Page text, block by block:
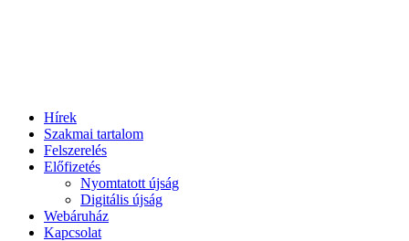
Hírek
Szakmai tartalom
Felszerelés
Előfizetés
Nyomtatott újság
Digitális újság
Webáruház
Kapcsolat